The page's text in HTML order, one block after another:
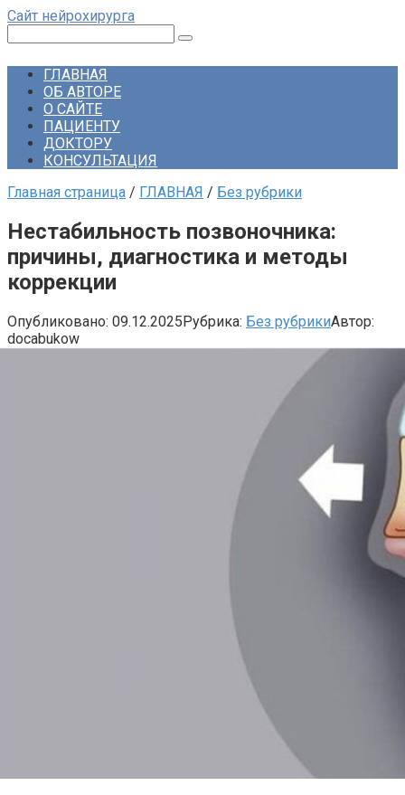
Перейти
контенту
Сайт нейрохирурга
ГЛАВНАЯ
ОБ АВТОРЕ
О САЙТЕ
ПАЦИЕНТУ
ДОКТОРУ
КОНСУЛЬТАЦИЯ
Главная страница / ГЛАВНАЯ / Без рубрики
Нестабильность позвоночника:
причины, диагностика и методы
коррекции
Опубликовано: 09.12.2025Рубрика: Без рубрикиАвтор:
docabukow